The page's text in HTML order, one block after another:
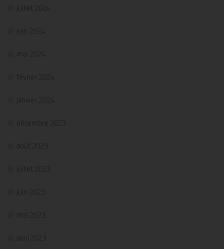
juillet 2024
juin 2024
mai 2024
février 2024
janvier 2024
décembre 2023
août 2023
juillet 2023
juin 2023
mai 2023
avril 2023